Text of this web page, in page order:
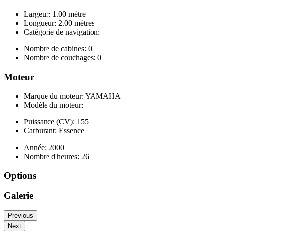
Largeur: 1.00 mètre
Longueur: 2.00 mètres
Catégorie de navigation:
Nombre de cabines: 0
Nombre de couchages: 0
Moteur
Marque du moteur: YAMAHA
Modèle du moteur:
Puissance (CV): 155
Carburant: Essence
Année: 2000
Nombre d'heures: 26
Options
Galerie
Previous
Next